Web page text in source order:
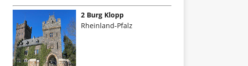
2 Burg Klopp
Rheinland-Pfalz